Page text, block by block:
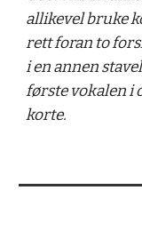
allikevel bruke
rett foran to
i en annen
første vokalen i
korte.